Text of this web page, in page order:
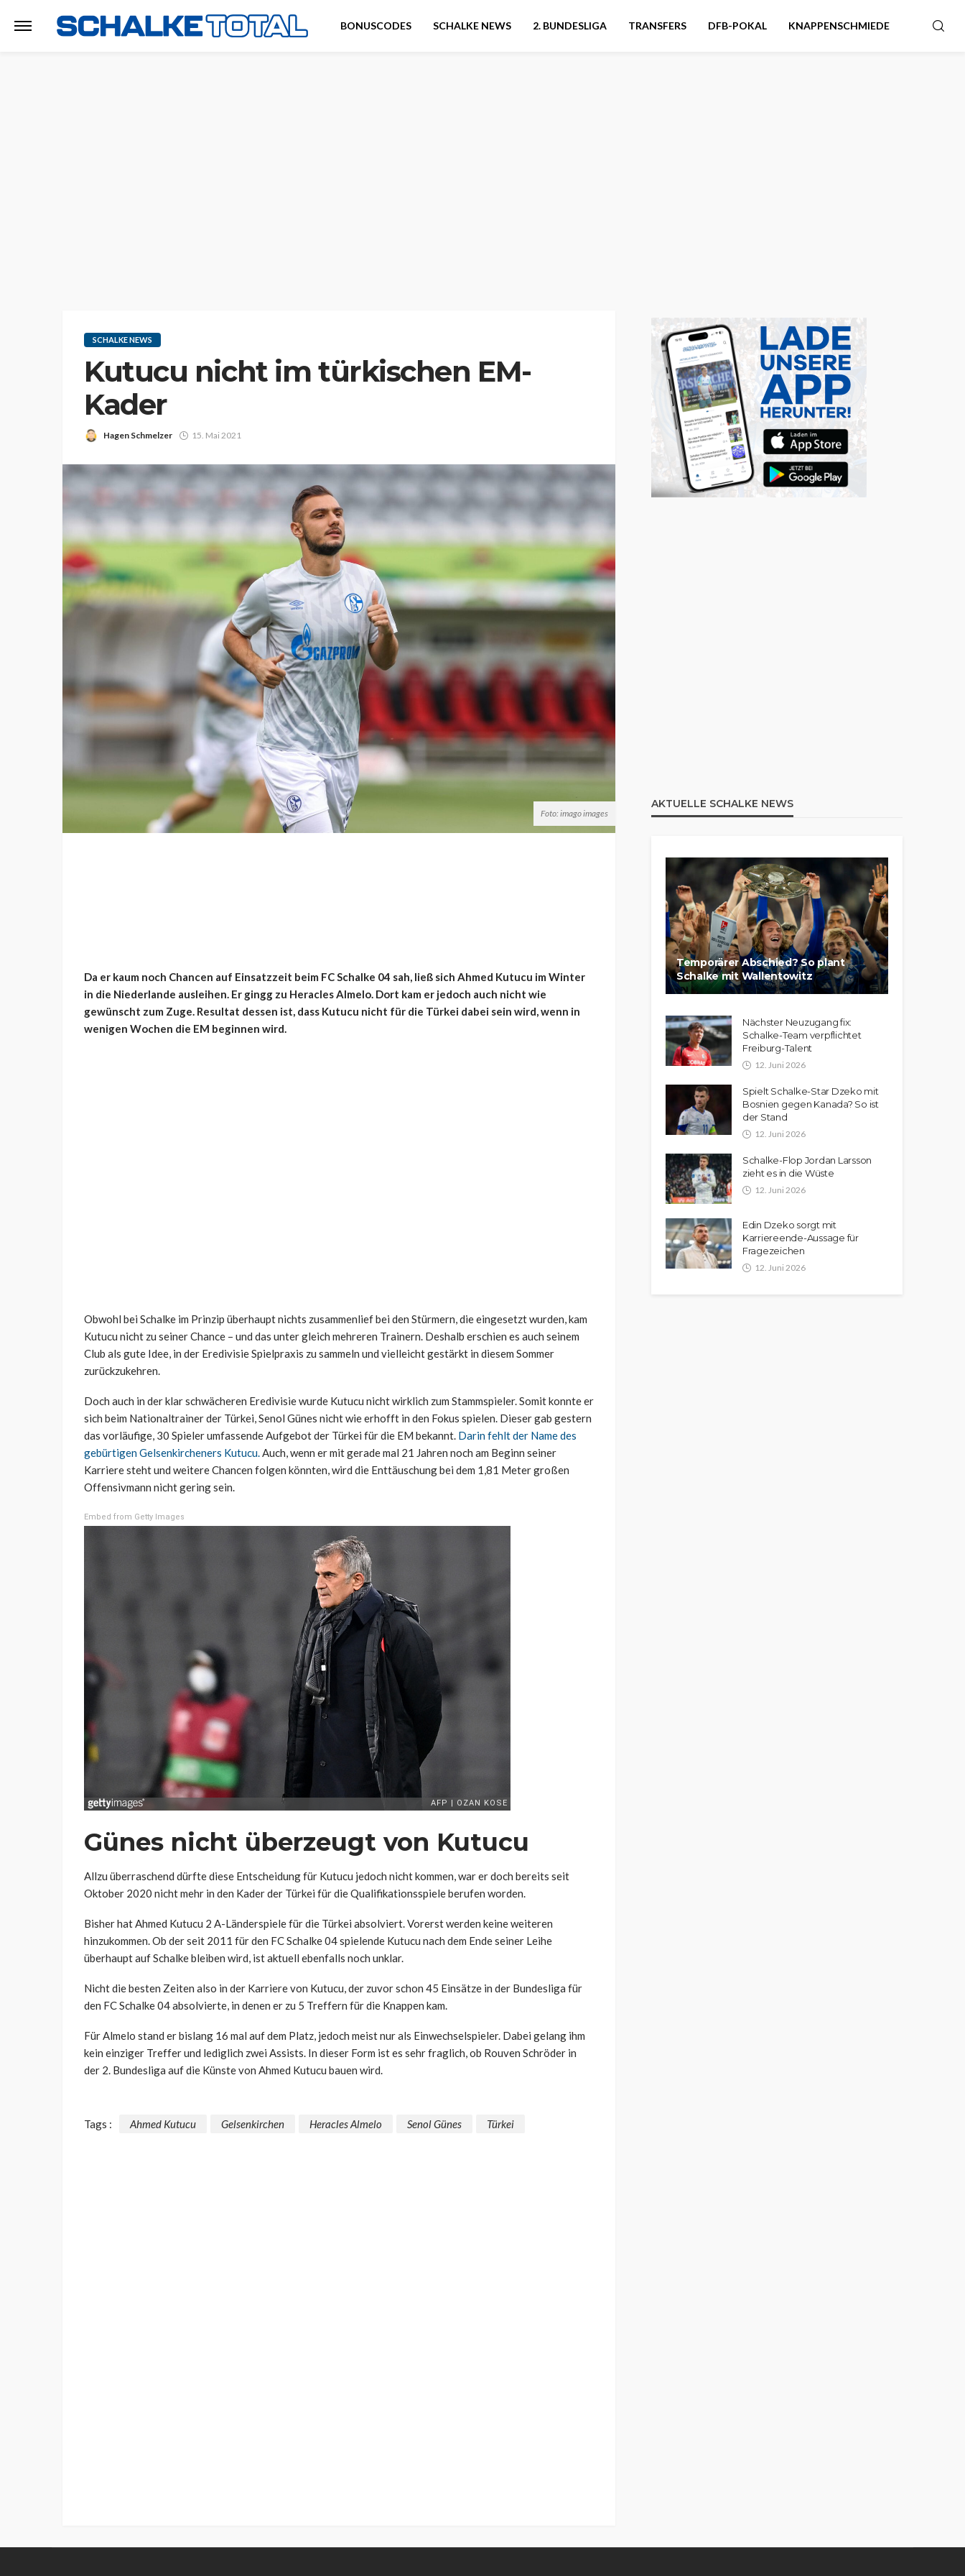
BONUSCODES SCHALKE NEWS 2. BUNDESLIGA TRANSFERS DFB-POKAL KNAPPENSCHMIEDE
SCHALKE NEWS
Kutucu nicht im türkischen EM-
Kader
Hagen Schmelzer 15. Mai 2021
Foto: imago images
Da er kaum noch Chancen auf Einsatzzeit beim FC Schalke 04 sah, ließ sich Ahmed Kutucu im Winter
in die Niederlande ausleihen. Er gingg zu Heracles Almelo. Dort kam er jedoch auch nicht wie
gewünscht zum Zuge. Resultat dessen ist, dass Kutucu nicht für die Türkei dabei sein wird, wenn in
wenigen Wochen die EM beginnen wird.
Obwohl bei Schalke im Prinzip überhaupt nichts zusammenlief bei den Stürmern, die eingesetzt wurden, kam
Kutucu nicht zu seiner Chance – und das unter gleich mehreren Trainern. Deshalb erschien es auch seinem
Club als gute Idee, in der Eredivisie Spielpraxis zu sammeln und vielleicht gestärkt in diesem Sommer
zurückzukehren.
Doch auch in der klar schwächeren Eredivisie wurde Kutucu nicht wirklich zum Stammspieler. Somit konnte er
sich beim Nationaltrainer der Türkei, Senol Günes nicht wie erhofft in den Fokus spielen. Dieser gab gestern
das vorläufige, 30 Spieler umfassende Aufgebot der Türkei für die EM bekannt. Darin fehlt der Name des
gebürtigen Gelsenkircheners Kutucu.Auch, wenn er mit gerade mal 21 Jahren noch am Beginn seiner
Karriere steht und weitere Chancen folgen könnten, wird die Enttäuschung bei dem 1,81 Meter großen
Offensivmann nicht gering sein.
Embed from Getty Images
Günes nicht überzeugt von Kutucu
Allzu überraschend dürfte diese Entscheidung für Kutucu jedoch nicht kommen, war er doch bereits seit
Oktober 2020 nicht mehr in den Kader der Türkei für die Qualifikationsspiele berufen worden.
Bisher hat Ahmed Kutucu 2 A-Länderspiele für die Türkei absolviert. Vorerst werden keine weiteren
hinzukommen. Ob der seit 2011 für den FC Schalke 04 spielende Kutucu nach dem Ende seiner Leihe
überhaupt auf Schalke bleiben wird, ist aktuell ebenfalls noch unklar.
Nicht die besten Zeiten also in der Karriere von Kutucu, der zuvor schon 45 Einsätze in der Bundesliga für
den FC Schalke 04 absolvierte, in denen er zu 5 Treffern für die Knappen kam.
Für Almelo stand er bislang 16 mal auf dem Platz, jedoch meist nur als Einwechselspieler. Dabei gelang ihm
kein einziger Treffer und lediglich zwei Assists. In dieser Form ist es sehr fraglich, ob Rouven Schröder in
der 2. Bundesliga auf die Künste von Ahmed Kutucu bauen wird.
Tags : Ahmed Kutucu Gelsenkirchen Heracles Almelo Senol Günes Türkei
AKTUELLE SCHALKE NEWS
Temporärer Abschied? So plant
Schalke mit Wallentowitz
Nächster Neuzugang fix:
Schalke-Team verpflichtet
Freiburg-Talent
12. Juni 2026
Spielt Schalke-Star Dzeko mit
Bosnien gegen Kanada? So ist
der Stand
12. Juni 2026
Schalke-Flop Jordan Larsson
zieht es in die Wüste
12. Juni 2026
Edin Dzeko sorgt mit
Karriereende-Aussage für
Fragezeichen
12. Juni 2026